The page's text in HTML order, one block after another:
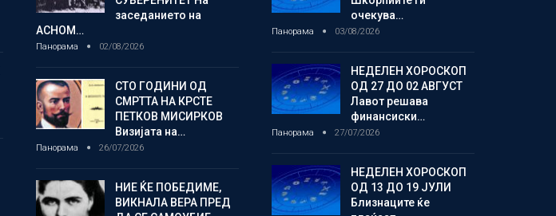
заседанието на
АСНОМ…
Панорама 02/08/2026
СТО ГОДИНИ ОД
СМРТТА НА КРСТЕ
ПЕТКОВ МИСИРКОВ
Визијата на…
Панорама 26/07/2026
НИЕ ЌЕ ПОБЕДИМЕ,
ВИКНАЛА ВЕРА ПРЕД
очекува…
Панорама 03/08/2026
НЕДЕЛЕН ХОРОСКОП
ОД 27 ДО 02 АВГУСТ
Лавот решава
финансиски…
Панорама 27/07/2026
НЕДЕЛЕН ХОРОСКОП
ОД 13 ДО 19 ЈУЛИ
Близнаците ќе